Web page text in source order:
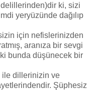
ki, sizi
yeryüzünde dağılıp
için nefislerinizden
aranıza bir sevgi
bunda düşünecek bir
ile dillerinizin ve
Şüphesiz